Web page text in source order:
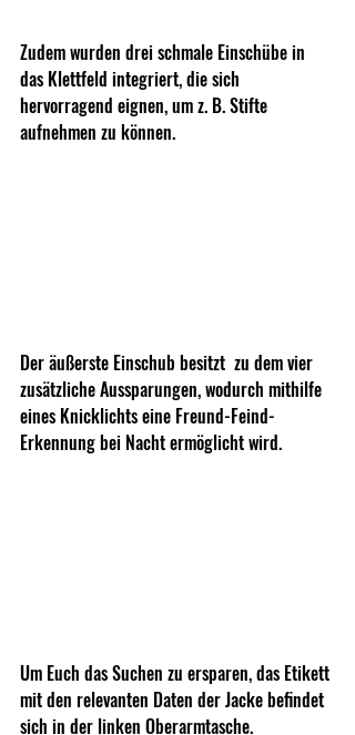
Zudem wurden drei schmale Einschübe in
das Klettfeld integriert, die sich
hervorragend eignen, um z. B. Stifte
aufnehmen zu können.
Der äußerste Einschub besitzt  zu dem vier
zusätzliche Aussparungen, wodurch mithilfe
eines Knicklichts eine Freund-Feind-
Erkennung bei Nacht ermöglicht wird.
Um Euch das Suchen zu ersparen, das Etikett
mit den relevanten Daten der Jacke befindet
sich in der linken Oberarmtasche.